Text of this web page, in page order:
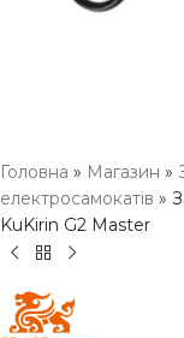
Головна » Магазин »
електросамокатів »
KuKirin G2 Master